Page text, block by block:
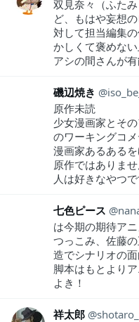
双見奈々（ふた
ど、もはや妄想
対して担当編集
かしくて褒めな
アシの間さんが
磯辺焼き
原作未読
少女漫画家とそ
のワーキングコメ
漫画家あるある
原作ではありま
人は好きなやつで
七色ピース
は今期の期待ア
つっこみ、佐藤
造でシナリオの
脚本はもとより
よき！
祥太郎